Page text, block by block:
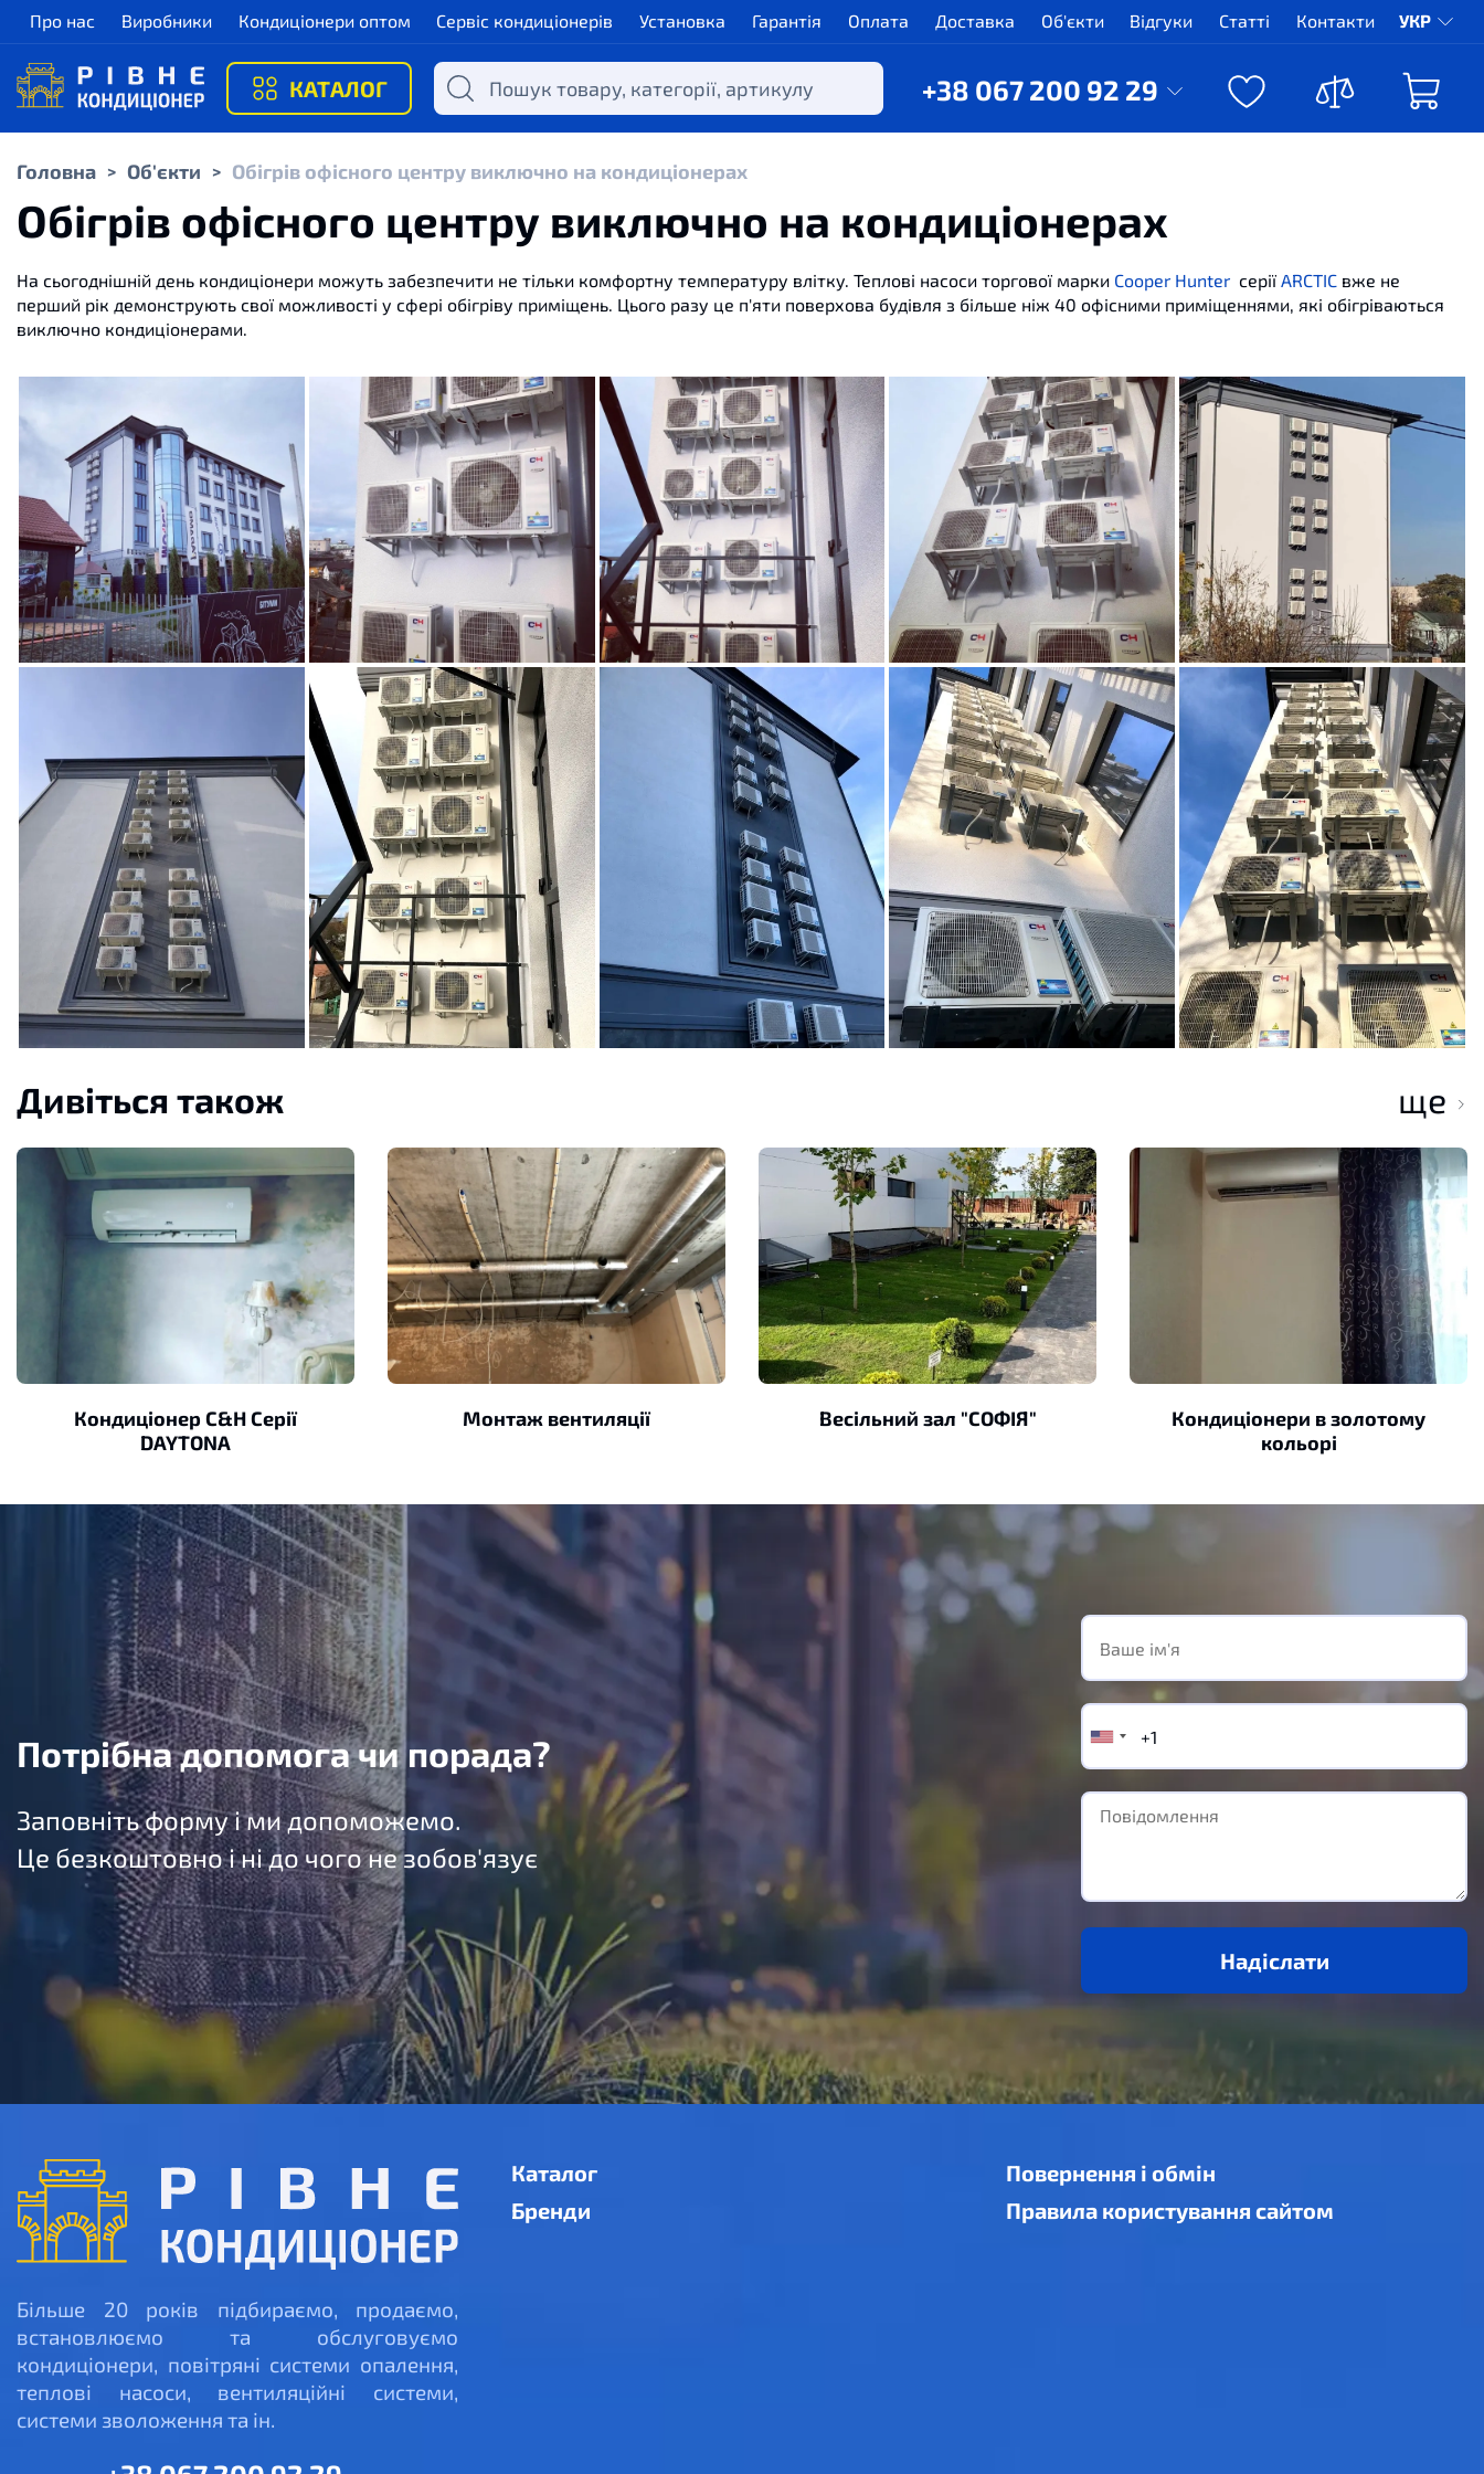
Про нас Виробники Кондиціонери оптом Сервіс кондиціонерів Установка Гарантія Оплата Доставка Об'єкти Відгуки Статті Контакти УКР
КАТАЛОГ +38 067 200 92 29
Головна > Об'єкти > Обігрів офісного центру виключно на кондиціонерах
Обігрів офісного центру виключно на кондиціонерах
На сьогоднішній день кондиціонери можуть забезпечити не тільки комфортну температуру влітку. Теплові насоси торгової марки Cooper Hunter серії ARCTIC вже не
перший рік демонструють свої можливості у сфері обігріву приміщень. Цього разу це п'яти поверхова будівля з більше ніж 40 офісними приміщеннями, які обігріваються
виключно кондиціонерами.
Дивіться також ще
Кондиціонер C&H Серії
DAYTONA
Монтаж вентиляції Весільний зал "СОФІЯ"
Кондиціонери в золотому
кольорі
Потрібна допомога чи порада?
Заповніть форму і ми допоможемо.
Це безкоштовно і ні до чого не зобов'язує
Надіслати
Більше 20 років підбираємо, продаємо,
встановлюємо та обслуговуємо
кондиціонери, повітряні системи опалення,
теплові насоси, вентиляційні системи,
системи зволоження та ін.
Каталог
Бренди
Повернення і обмін
Правила користування сайтом